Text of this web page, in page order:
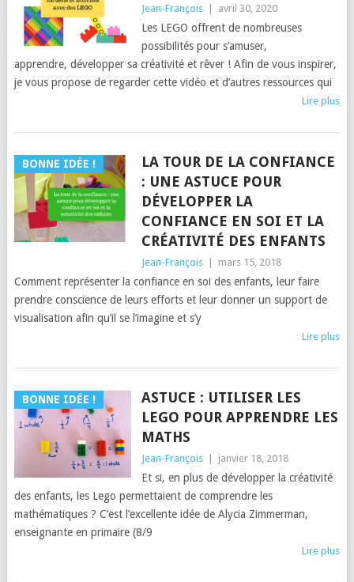
Jean-François avril 30, 2020
Les LEGO offrent de nombreuses
possibilités pour s’amuser,
apprendre, développer sa créativité et rêver ! Afin de vous inspirer,
je vous propose de regarder cette vidéo et d’autres ressources qui
Lire plus
BONNE IDÉE !
LA TOUR DE LA CONFIANCE
: UNE ASTUCE POUR
DÉVELOPPER LA
CONFIANCE EN SOI ET LA
CRÉATIVITÉ DES ENFANTS
Jean-François mars 15, 2018
Comment représenter la confiance en soi des enfants, leur faire
prendre conscience de leurs efforts et leur donner un support de
visualisation afin qu’il se l’imagine et s’y
Lire plus
BONNE IDÉE !
ASTUCE : UTILISER LES
LEGO POUR APPRENDRE LES
MATHS
Jean-François janvier 18, 2018
Et si, en plus de développer la créativité
des enfants, les Lego permettaient de comprendre les
mathématiques ? C’est l’excellente idée de Alycia Zimmerman,
enseignante en primaire (8/9
Lire plus